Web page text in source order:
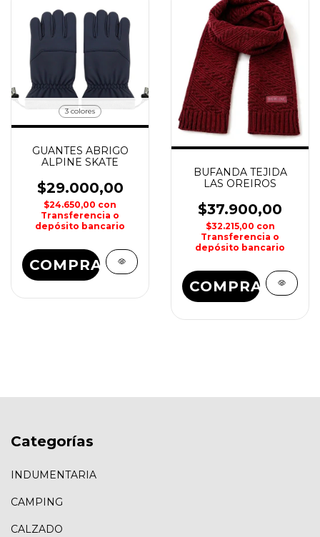
3 colores
GUANTES ABRIGO
ALPINE SKATE
$29.000,00
$24.650,00 con
Transferencia o
depósito bancario
COMPRAR
BUFANDA TEJIDA
LAS OREIROS
$37.900,00
$32.215,00 con
Transferencia o
depósito bancario
COMPRAR
Categorías
INDUMENTARIA
CAMPING
CALZADO